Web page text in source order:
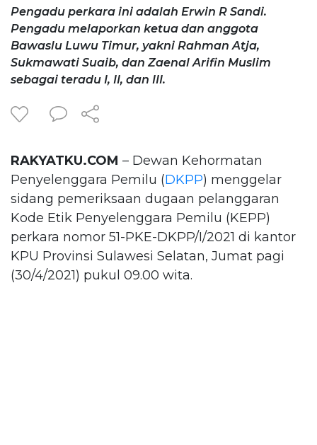
Pengadu perkara ini adalah Erwin R Sandi.
Pengadu melaporkan ketua dan anggota
Bawaslu Luwu Timur, yakni Rahman Atja,
Sukmawati Suaib, dan Zaenal Arifin Muslim
sebagai teradu I, II, dan III.
RAKYATKU.COM – Dewan Kehormatan
Penyelenggara Pemilu (DKPP) menggelar
sidang pemeriksaan dugaan pelanggaran
Kode Etik Penyelenggara Pemilu (KEPP)
perkara nomor 51-PKE-DKPP/I/2021 di kantor
KPU Provinsi Sulawesi Selatan, Jumat pagi
(30/4/2021) pukul 09.00 wita.